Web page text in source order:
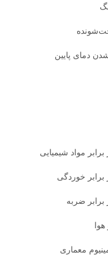
دمای پایین
مواد شیمیایی
خوردگی
ضربه
معماری